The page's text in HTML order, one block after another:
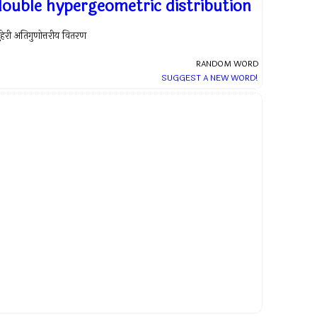
hypergeometric distribution
अतिगुणोत्तरीय वितरण
RANDOM WORD
SUGGEST A NEW WORD!